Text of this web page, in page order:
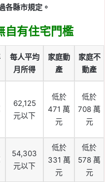
各縣市規定。
自有住宅門檻
每人平均
月所得
家庭動
產
家庭不
動產
62,125
元以下
低於
471 萬
元
低於
708 萬
元
54,303
元以下
低於
331 萬
元
低於
578 萬
元